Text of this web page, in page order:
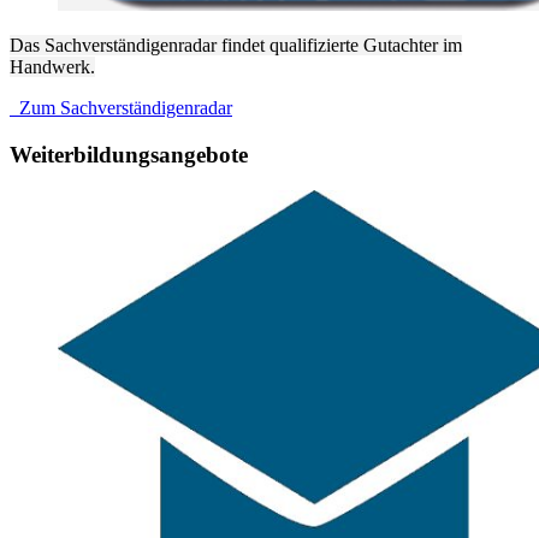
Das Sachverständigenradar findet qualifizierte Gutachter im
Handwerk.
Zum Sachverständigenradar
Weiterbildungsangebote